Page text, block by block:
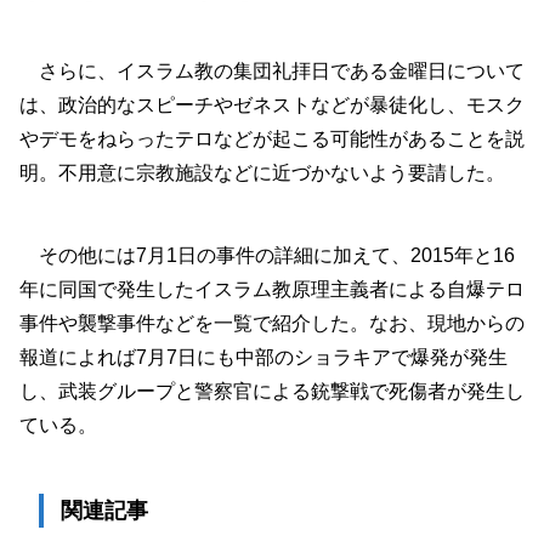
さらに、イスラム教の集団礼拝日である金曜日について
は、政治的なスピーチやゼネストなどが暴徒化し、モスク
やデモをねらったテロなどが起こる可能性があることを説
明。不用意に宗教施設などに近づかないよう要請した。
その他には7月1日の事件の詳細に加えて、2015年と16
年に同国で発生したイスラム教原理主義者による自爆テロ
事件や襲撃事件などを一覧で紹介した。なお、現地からの
報道によれば7月7日にも中部のショラキアで爆発が発生
し、武装グループと警察官による銃撃戦で死傷者が発生し
ている。
関連記事